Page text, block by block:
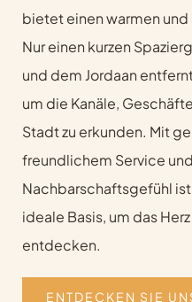
bietet einen warmen
Nur einen kurzen
und dem Jordaan
um die Kanäle,
Stadt zu erkunden. Mit
freundlichem Service
Nachbarschaftsgefühl
ideale Basis, um das
entdecken.
ENTDECKEN SIE